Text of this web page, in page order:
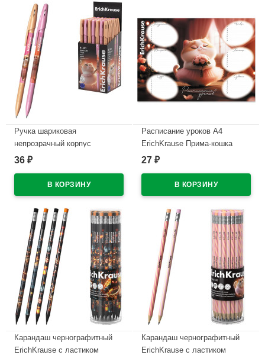
Ручка шариковая
непрозрачный корпус
(ErichKrause) Прима-кошка
арт.65352 (Ст.50)
36 ₽
Расписание уроков А4
ErichKrause Прима-кошка
арт.65307
27 ₽
Карандаш чернографитный
ErichKrause с ластиком
Карандаш чернографитный
ErichKrause с ластиком